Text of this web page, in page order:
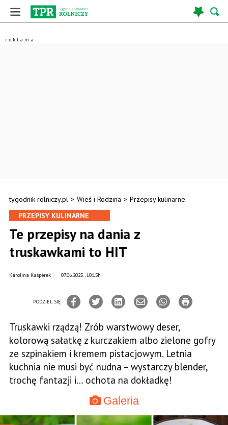
tygodnik-rolniczy.pl > Wieś i Rodzina > Przepisy kulinarne
PRZEPISY KULINARNE
Te przepisy na dania z
truskawkami to HIT
07.06.2025., 10:15h
Karolina Kasperek
PODZIEL SIĘ
Truskawki rządzą! Zrób warstwowy deser,
kolorową sałatkę z kurczakiem albo zielone gofry
ze szpinakiem i kremem pistacjowym. Letnia
kuchnia nie musi być nudna – wystarczy blender,
trochę fantazji i… ochota na dokładkę!
Galeria